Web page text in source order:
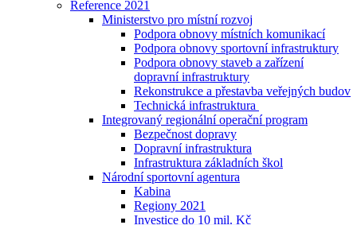
Reference 2021
Ministerstvo pro místní rozvoj
Podpora obnovy místních komunikací
Podpora obnovy sportovní infrastruktury
Podpora obnovy staveb a zařízení
dopravní infrastruktury
Rekonstrukce a přestavba veřejných budov
Technická infrastruktura
Integrovaný regionální operační program
Bezpečnost dopravy
Dopravní infrastruktura
Infrastruktura základních škol
Národní sportovní agentura
Kabina
Regiony 2021
Investice do 10 mil. Kč